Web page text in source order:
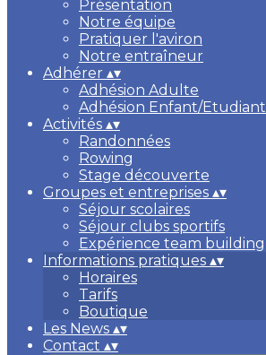
Présentation
Notre équipe
Pratiquer l'aviron
Notre entraîneur
Adhérer ▴▾
Adhésion Adulte
Adhésion Enfant/Etudiant
Activités ▴▾
Randonnées
Rowing
Stage découverte
Groupes et entreprises ▴▾
Séjour scolaires
Séjour clubs sportifs
Expérience team building
Informations pratiques ▴▾
Horaires
Tarifs
Boutique
Les News ▴▾
Contact ▴▾